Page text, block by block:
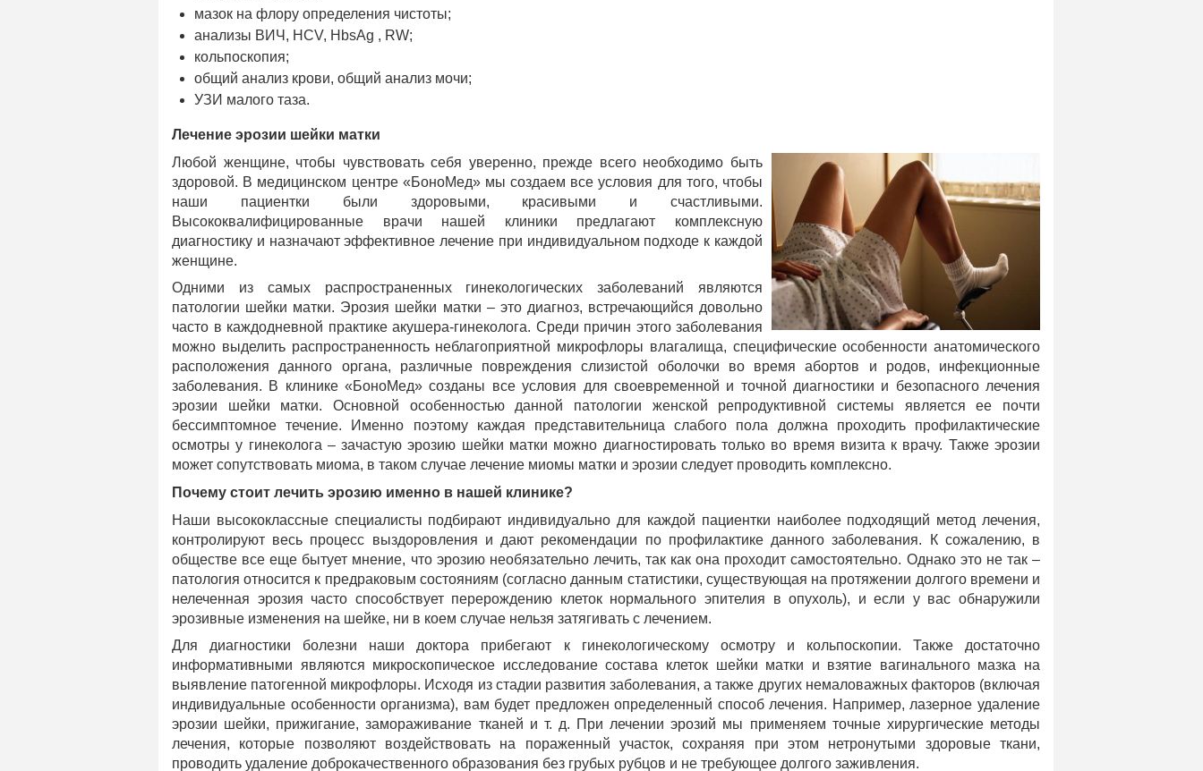
мазок на флору определения чистоты;
анализы ВИЧ, HCV, HbsAg , RW;
кольпоскопия;
общий анализ крови, общий анализ мочи;
УЗИ малого таза.
Лечение эрозии шейки матки
Любой женщине, чтобы чувствовать себя уверенно, прежде всего необходимо быть
здоровой. В медицинском центре «БоноМед» мы создаем все условия для того, чтобы
наши пациентки были здоровыми, красивыми и счастливыми.
Высококвалифицированные врачи нашей клиники предлагают комплексную
диагностику и назначают эффективное лечение при индивидуальном подходе к каждой
женщине.
Одними из самых распространенных гинекологических заболеваний являются
патологии шейки матки. Эрозия шейки матки – это диагноз, встречающийся довольно
часто в каждодневной практике акушера-гинеколога. Среди причин этого заболевания
можно выделить распространенность неблагоприятной микрофлоры влагалища, специфические особенности анатомического
расположения данного органа, различные повреждения слизистой оболочки во время абортов и родов, инфекционные
заболевания. В клинике «БоноМед» созданы все условия для своевременной и точной диагностики и безопасного лечения
эрозии шейки матки. Основной особенностью данной патологии женской репродуктивной системы является ее почти
бессимптомное течение. Именно поэтому каждая представительница слабого пола должна проходить профилактические
осмотры у гинеколога – зачастую эрозию шейки матки можно диагностировать только во время визита к врачу. Также эрозии
может сопутствовать миома, в таком случае лечение миомы матки и эрозии следует проводить комплексно.
Почему стоит лечить эрозию именно в нашей клинике?
Наши высококлассные специалисты подбирают индивидуально для каждой пациентки наиболее подходящий метод лечения,
контролируют весь процесс выздоровления и дают рекомендации по профилактике данного заболевания. К сожалению, в
обществе все еще бытует мнение, что эрозию необязательно лечить, так как она проходит самостоятельно. Однако это не так –
патология относится к предраковым состояниям (согласно данным статистики, существующая на протяжении долгого времени и
нелеченная эрозия часто способствует перерождению клеток нормального эпителия в опухоль), и если у вас обнаружили
эрозивные изменения на шейке, ни в коем случае нельзя затягивать с лечением.
Для диагностики болезни наши доктора прибегают к гинекологическому осмотру и кольпоскопии. Также достаточно
информативными являются микроскопическое исследование состава клеток шейки матки и взятие вагинального мазка на
выявление патогенной микрофлоры. Исходя из стадии развития заболевания, а также других немаловажных факторов (включая
индивидуальные особенности организма), вам будет предложен определенный способ лечения. Например, лазерное удаление
эрозии шейки, прижигание, замораживание тканей и т. д. При лечении эрозий мы применяем точные хирургические методы
лечения, которые позволяют воздействовать на пораженный участок, сохраняя при этом нетронутыми здоровые ткани,
проводить удаление доброкачественного образования без грубых рубцов и не требующее долгого заживления.